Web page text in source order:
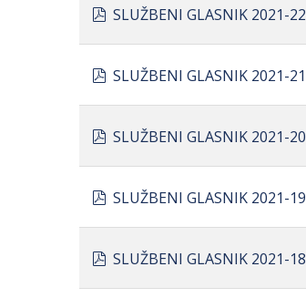
pdf
SLUŽBENI GLASNIK 2021-22
pdf
SLUŽBENI GLASNIK 2021-21
pdf
SLUŽBENI GLASNIK 2021-20
pdf
SLUŽBENI GLASNIK 2021-19
pdf
SLUŽBENI GLASNIK 2021-18